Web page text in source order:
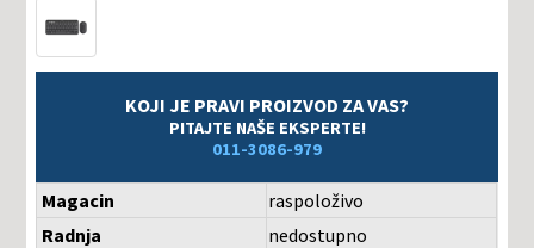
KOJI JE PRAVI PROIZVOD ZA VAS?
PITAJTE NAŠE EKSPERTE!
011-3086-979
Magacin
raspoloživo
Radnja
nedostupno